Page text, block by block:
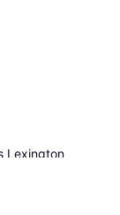
Lexington